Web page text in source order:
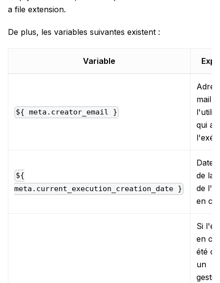
a file extension.
De plus, les variables suivantes existent :
Variable
${ meta.creator_email }
mail
qui a
${
meta.current_execution_creation_date }
Date
de la
de
en
Si
en
été
un